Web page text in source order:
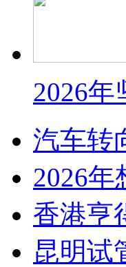
2026
汽车转
2026
香港亨
昆明试